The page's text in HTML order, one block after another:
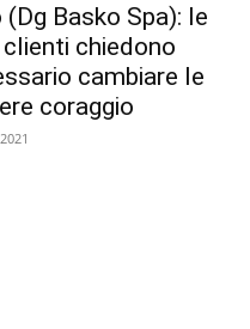
(Dg Basko Spa): le
chiedono
cambiare le
coraggio